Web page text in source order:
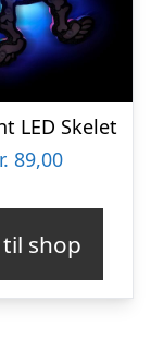
LED Skelet
89,00
til shop